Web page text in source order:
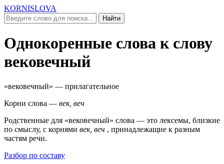
KORNISLOVA
Найти
Однокоренные слова к слову
вековечный
«вековечный» — прилагательное
Корни слова — век, веч
Родственные для «вековечный» слова — это лексемы, близкие
по смыслу, c корнями век, веч , принадлежащие к разным
частям речи.
Разбор по составу